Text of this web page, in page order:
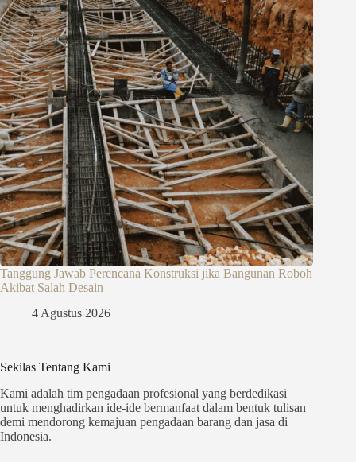
Tanggung Jawab Perencana Konstruksi jika Bangunan Roboh
Akibat Salah Desain
4 Agustus 2026
Sekilas Tentang Kami
Kami adalah tim pengadaan profesional yang berdedikasi
untuk menghadirkan ide-ide bermanfaat dalam bentuk tulisan
demi mendorong kemajuan pengadaan barang dan jasa di
Indonesia.